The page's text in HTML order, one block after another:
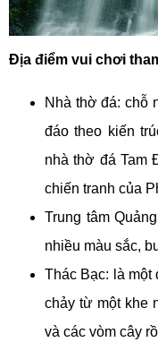
Địa điểm vui chơi
Nhà thờ đá: chỗ
đáo theo kiến
nhà thờ đá Tam
chiến tranh của
Trung tâm
nhiều màu sắc,
Thác Bạc: là một
chảy từ một khe
và các vòm cây